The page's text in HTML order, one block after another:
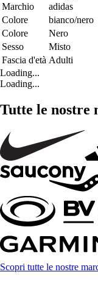
Marchio
adidas
Colore
bianco/nero
Colore
Nero
Sesso
Misto
Fascia d'età Adulti
Loading...
Loading...
Tutte le nostre
Scopri tutte le nostre